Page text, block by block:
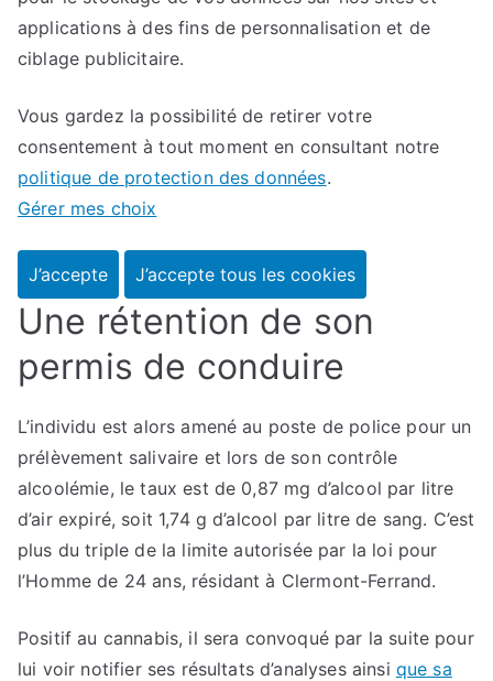
applications à des fins de personnalisation et de
ciblage publicitaire.
Vous gardez la possibilité de retirer votre
consentement à tout moment en consultant notre
politique de protection des données.
Gérer mes choix
J’accepte J’accepte tous les cookies
Une rétention de son
permis de conduire
L’individu est alors amené au poste de police pour un
prélèvement salivaire et lors de son contrôle
alcoolémie, le taux est de 0,87 mg d’alcool par litre
d’air expiré, soit 1,74 g d’alcool par litre de sang. C’est
plus du triple de la limite autorisée par la loi pour
l’Homme de 24 ans, résidant à Clermont-Ferrand.
Positif au cannabis, il sera convoqué par la suite pour
lui voir notifier ses résultats d’analyses ainsi que sa